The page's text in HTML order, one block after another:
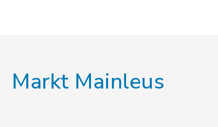
Markt Mainleus